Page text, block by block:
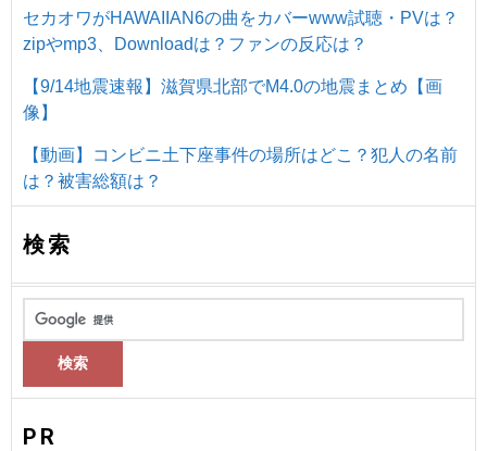
セカオワがHAWAIIAN6の曲をカバーwww試聴・PVは？
zipやmp3、Downloadは？ファンの反応は？
【9/14地震速報】滋賀県北部でM4.0の地震まとめ【画
像】
【動画】コンビニ土下座事件の場所はどこ？犯人の名前
は？被害総額は？
検索
PR